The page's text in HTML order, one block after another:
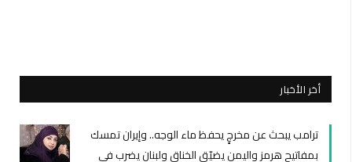
أخر الأخبار
ترامب يبحث عن مخرجٍ يحفظ ماء الوجه.. وإيران تمسك
بمفاتيح هرمز واليمن يضيّق الخناق ولبنان يضرب في